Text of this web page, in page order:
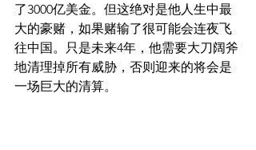
了3000亿美金。但这绝对是他人生中最
大的豪赌，如果赌输了很可能会连夜飞
往中国。只是未来4年，他需要大刀阔斧
地清理掉所有威胁，否则迎来的将会是
一场巨大的清算。